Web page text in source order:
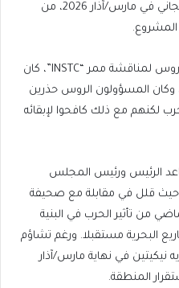
الأعلى للأمن القومي الإيراني علي لاريجاني في مارس/آذار 2026، من
فقد التقى لاريجاني مرارا بمسؤولين روس لمناقشة ممر “INSTC”، كان
في ديسمبر/كانون الأول 2025، وكان المسؤولون الروس حذرين
لكنهم مع ذلك كافحوا لإبقائه
الرئيس ورئيس المجلس
حيث قلل في مقابلة مع صحيفة
من تأثير الحرب في البنية
البحرية مستقبلا. ورغم تشاؤم
نيكيتين في نهاية مارس/آذار